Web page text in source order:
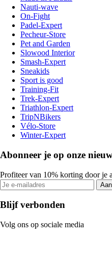
Nauti-wave
On-Fight
Padel-Expert
Pecheur-Store
Pet and Garden
Slowood Interior
Smash-Expert
Sneakids
Sport is good
Training-Fit
Trek-Expert
Triathlon-Expert
TripNBikers
Vélo-Store
Winter-Expert
Abonneer je op onze
Profiteer van 10% korting door je
Blijf verbonden
Volg ons op sociale media